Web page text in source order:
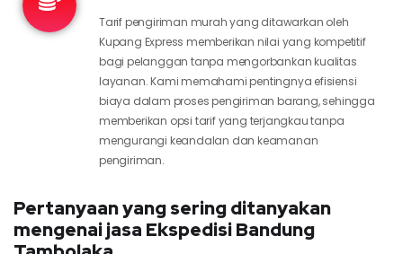
Tarif pengiriman murah yang ditawarkan oleh
Kupang Express memberikan nilai yang kompetitif
bagi pelanggan tanpa mengorbankan kualitas
layanan. Kami memahami pentingnya efisiensi
biaya dalam proses pengiriman barang, sehingga
memberikan opsi tarif yang terjangkau tanpa
mengurangi keandalan dan keamanan
pengiriman.
Pertanyaan yang sering ditanyakan
mengenai jasa Ekspedisi Bandung